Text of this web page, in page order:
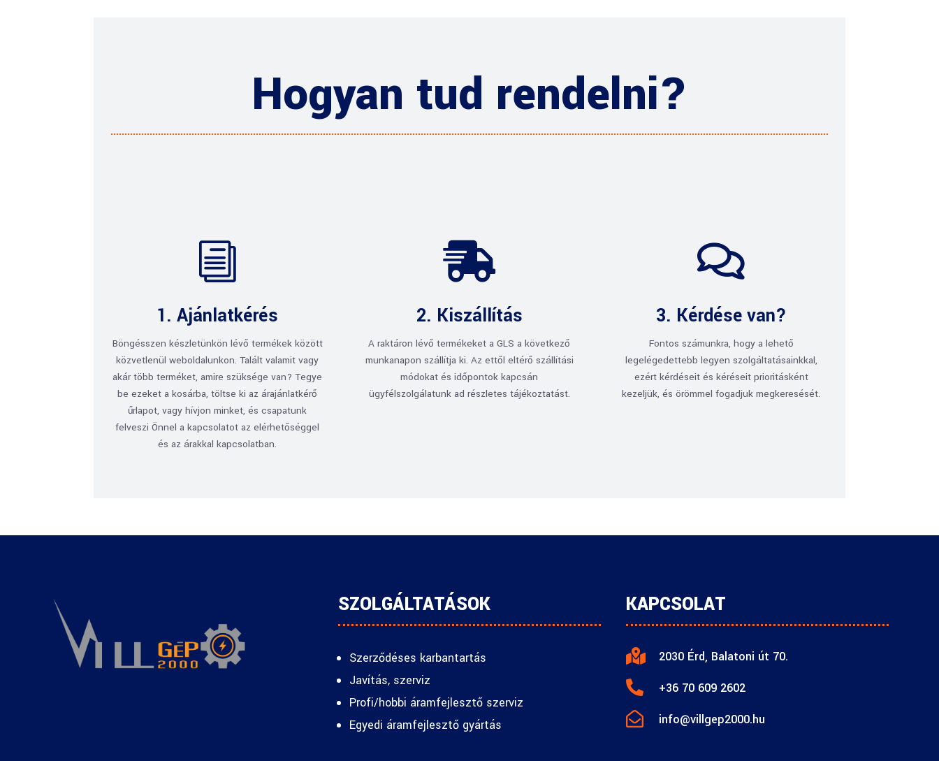
Hogyan tud rendelni?
i
1. Ajánlatkérés
Böngésszen készletünkön lévő termékek között
közvetlenül weboldalunkon. Talált valamit vagy
akár több terméket, amire szüksége van? Tegye
be ezeket a kosárba, töltse ki az árajánlatkérő
űrlapot, vagy hívjon minket, és csapatunk
felveszi Önnel a kapcsolatot az elérhetőséggel
és az árakkal kapcsolatban.

2. Kiszállítás
A raktáron lévő termékeket a GLS a következő
munkanapon szállítja ki. Az ettől eltérő szállítási
módokat és időpontok kapcsán
ügyfélszolgálatunk ad részletes tájékoztatást.

3. Kérdése van?
Fontos számunkra, hogy a lehető
legelégedettebb legyen szolgáltatásainkkal,
ezért kérdéseit és kéréseit prioritásként
kezeljük, és örömmel fogadjuk megkeresését.
SZOLGÁLTATÁSOK
Szerződéses karbantartás
Javítás, szerviz
Profi/hobbi áramfejlesztő szerviz
Egyedi áramfejlesztő gyártás
KAPCSOLAT
 2030 Érd, Balatoni út 70.
 +36 70 609 2602
 info@villgep2000.hu